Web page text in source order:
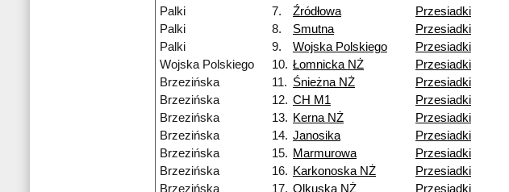
Palki
7. Źródłowa
Przesiadki
Palki
8. Smutna
Przesiadki
Palki
9. Wojska Polskiego
Przesiadki
Wojska Polskiego
10. Łomnicka NŻ
Przesiadki
Brzezińska
11. Śnieżna NŻ
Przesiadki
Brzezińska
12. CH M1
Przesiadki
Brzezińska
13. Kerna NŻ
Przesiadki
Brzezińska
14. Janosika
Przesiadki
Brzezińska
15. Marmurowa
Przesiadki
Brzezińska
16. Karkonoska NŻ
Przesiadki
Brzezińska
17. Olkuska NŻ
Przesiadki